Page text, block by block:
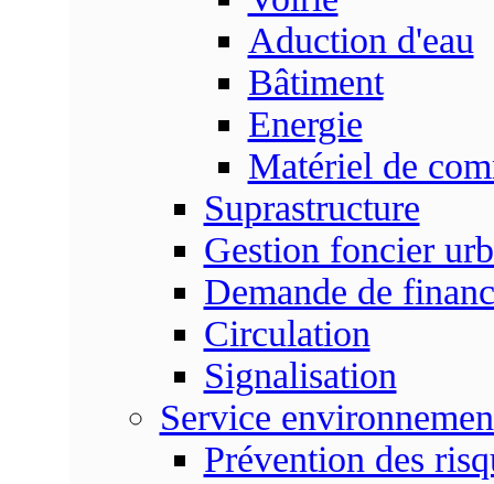
Aduction d'eau
Bâtiment
Energie
Matériel de
Suprastructure
Gestion foncier
Demande de
Circulation
Signalisation
Service
Prévention des